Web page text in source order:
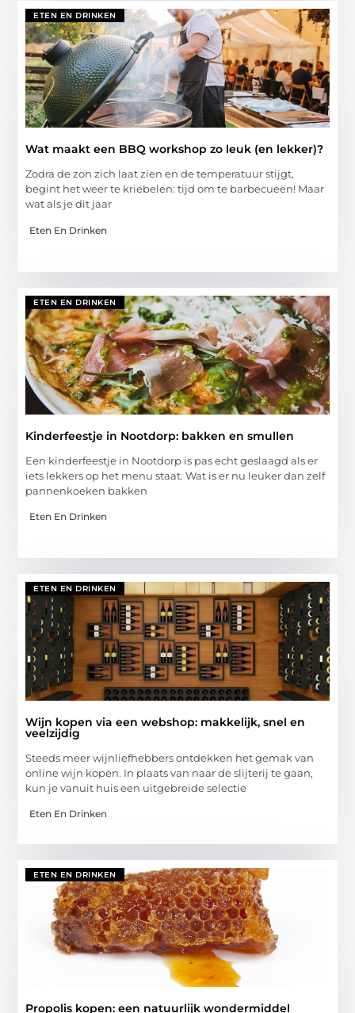
ETEN EN DRINKEN
Wat maakt een BBQ workshop zo leuk (en lekker)?
Zodra de zon zich laat zien en de temperatuur stijgt,
begint het weer te kriebelen: tijd om te barbecueën! Maar
wat als je dit jaar
Eten En Drinken
ETEN EN DRINKEN
Kinderfeestje in Nootdorp: bakken en smullen
Een kinderfeestje in Nootdorp is pas echt geslaagd als er
iets lekkers op het menu staat. Wat is er nu leuker dan zelf
pannenkoeken bakken
Eten En Drinken
ETEN EN DRINKEN
Wijn kopen via een webshop: makkelijk, snel en
veelzijdig
Steeds meer wijnliefhebbers ontdekken het gemak van
online wijn kopen. In plaats van naar de slijterij te gaan,
kun je vanuit huis een uitgebreide selectie
Eten En Drinken
ETEN EN DRINKEN
Propolis kopen: een natuurlijk wondermiddel